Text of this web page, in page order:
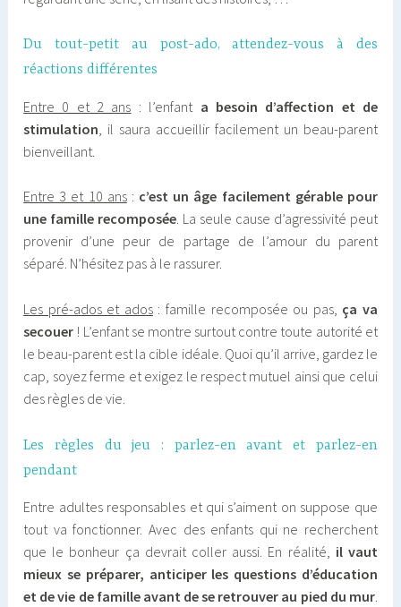
Du tout-petit au post-ado, attendez-vous à des
réactions différentes
Entre 0 et 2 ans : l’enfant a besoin d’affection et de
stimulation , il saura accueillir facilement un beau-parent
bienveillant.
Entre 3 et 10 ans: c’est un âge facilement gérable pour
une famille recomposée. La seule cause d’agressivité peut
provenir d’une peur de partage de l’amour du parent
séparé. N’hésitez pas à le rassurer.
Les pré-ados et ados: famille recomposée ou pas, ça va
secouer ! L’enfant se montre surtout contre toute autorité et
le beau-parent est la cible idéale. Quoi qu’il arrive, gardez le
cap, soyez ferme et exigez le respect mutuel ainsi que celui
des règles de vie.
Les règles du jeu : parlez-en avant et parlez-en
pendant
Entre adultes responsables et qui s’aiment on suppose que
tout va fonctionner. Avec des enfants qui ne recherchent
que le bonheur ça devrait coller aussi. En réalité, il vaut
mieux se préparer, anticiper les questions d’éducation
et de vie de famille avant de se retrouver au pied du mur.